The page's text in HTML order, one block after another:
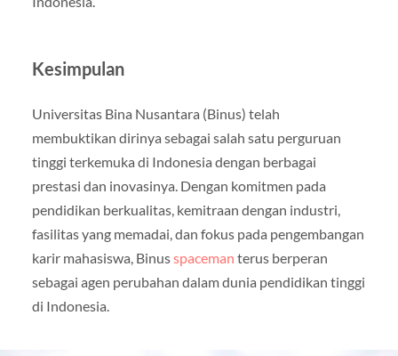
Kesimpulan
Universitas Bina Nusantara (Binus) telah
membuktikan dirinya sebagai salah satu perguruan
tinggi terkemuka di Indonesia dengan berbagai
prestasi dan inovasinya. Dengan komitmen pada
pendidikan berkualitas, kemitraan dengan industri,
fasilitas yang memadai, dan fokus pada pengembangan
karir mahasiswa, Binusspaceman terus berperan
sebagai agen perubahan dalam dunia pendidikan tinggi
di Indonesia.